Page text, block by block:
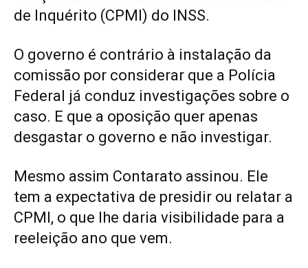
de Inquérito (CPMI) do INSS.
O governo é contrário à instalação da
comissão por considerar que a Polícia
Federal já conduz investigações sobre o
caso. E que a oposição quer apenas
desgastar o governo e não investigar.
Mesmo assim Contarato assinou. Ele
tem a expectativa de presidir ou relatar a
CPMI, o que lhe daria visibilidade para a
reeleição ano que vem.